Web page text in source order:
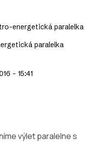
energetická paralelka
paralelka
- 15:41
výlet paralelne s